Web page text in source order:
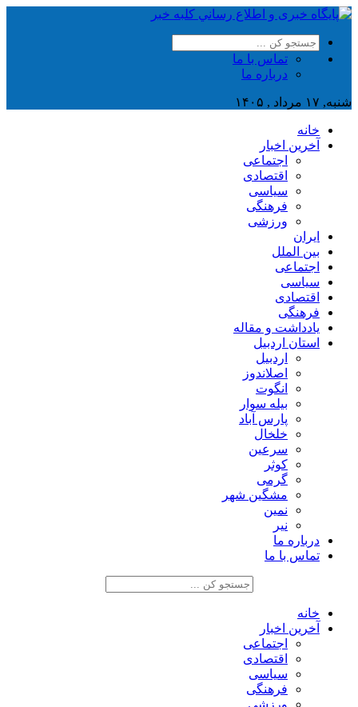
تماس با ما
درباره ما
شنبه, ۱۷ مرداد , ۱۴۰۵
خانه
آخرین اخبار
اجتماعی
اقتصادی
سیاسی
فرهنگی
ورزشی
ایران
بین الملل
اجتماعی
سیاسی
اقتصادی
فرهنگی
یادداشت و مقاله
استان اردبیل
اردبیل
اصلاندوز
انگوت
بیله سوار
پارس آباد
خلخال
سرعین
کوثر
گرمی
مشگین شهر
نمین
نیر
درباره ما
تماس با ما
خانه
آخرین اخبار
اجتماعی
اقتصادی
سیاسی
فرهنگی
ورزشی